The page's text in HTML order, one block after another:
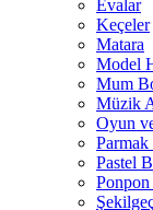
Evalar
Keçeler
Matara
Model
Mum
Müzik
Oyun
Pastel